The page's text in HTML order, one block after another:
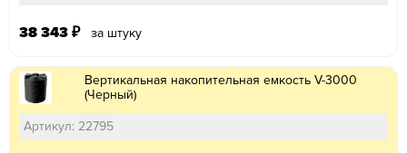
38 343 ₽ за штуку
Вертикальная накопительная емкость V-3000
(Черный)
Артикул: 22795